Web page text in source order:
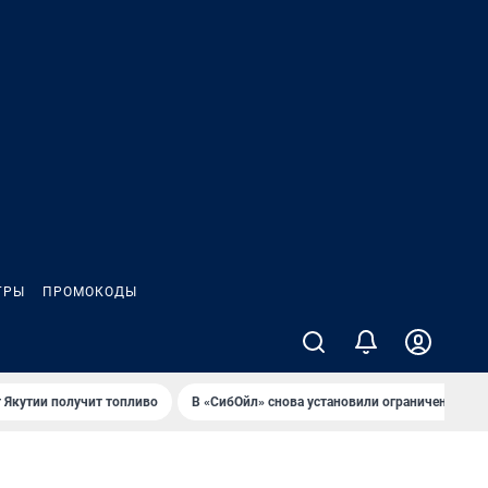
ПРОМОКОДЫ
получит топливо В «СибОйл» снова установили ограничения